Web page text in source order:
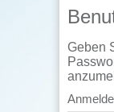
Geben